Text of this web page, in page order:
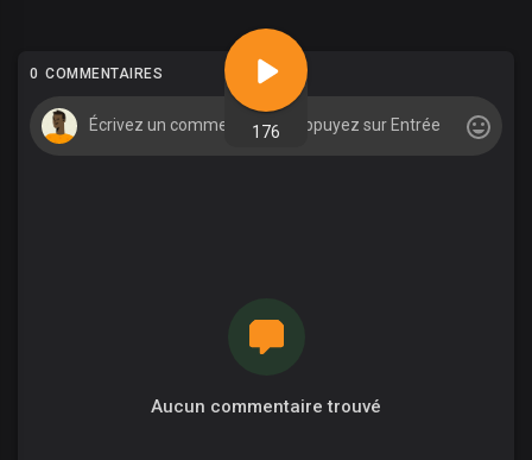
176
0 COMMENTAIRES
Aucun commentaire trouvé